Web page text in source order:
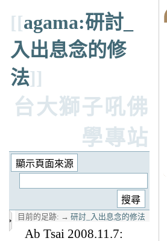
[[agama:研討_
入出息念的修
法]]
台大獅子吼佛
學專站
目前的足跡: → 研討_入出息念的修法
Ab Tsai 2008.11.7: